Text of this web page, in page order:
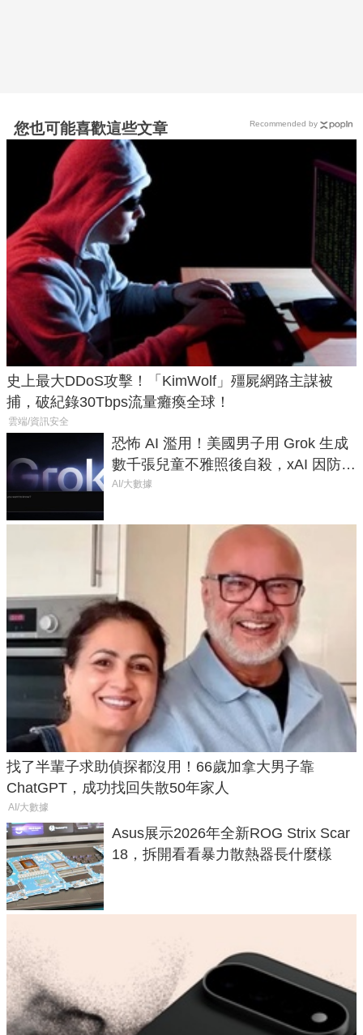
您也可能喜歡這些文章
史上最大DDoS攻擊！「KimWolf」殭屍網路主謀被
捕，破紀錄30Tbps流量癱瘓全球！
雲端/資訊安全
恐怖 AI 濫用！美國男子用 Grok 生成
數千張兒童不雅照後自殺，xAI 因防護
失靈與不配合警方遭起訴
AI/大數據
找了半輩子求助偵探都沒用！66歲加拿大男子靠
ChatGPT，成功找回失散50年家人
AI/大數據
Asus展示2026年全新ROG Strix Scar
18，拆開看看暴力散熱器長什麼樣
Recommended by